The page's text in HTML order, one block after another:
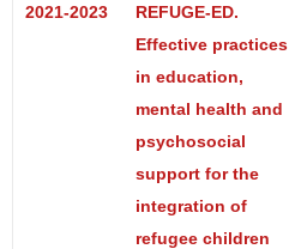
2021-2023
REFUGE-ED.
Effective practices
in education,
mental health and
psychosocial
support for the
integration of
refugee children